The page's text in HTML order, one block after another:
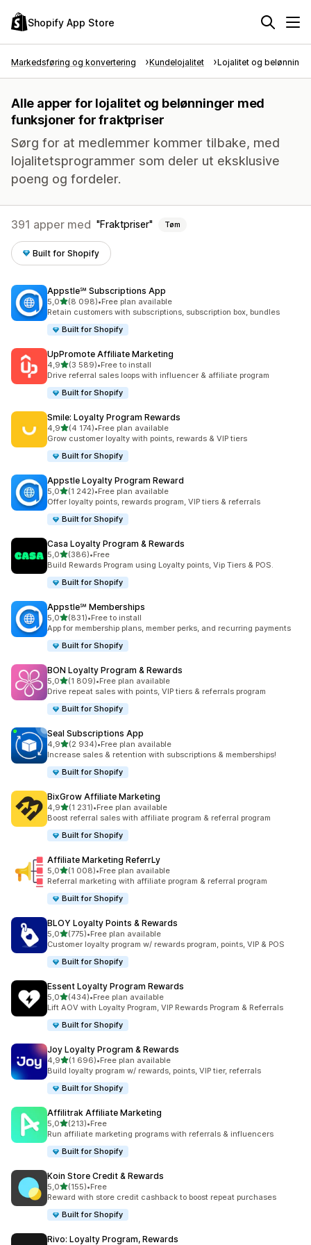
Shopify App Store
Markedsføring og konvertering Kundelojalitet Lojalitet og
Alle apper for lojalitet og belønninger med
funksjoner for fraktpriser
Sørg for at medlemmer kommer tilbake, med
lojalitetsprogrammer som deler ut eksklusive
poeng og fordeler.
391 apper med Fraktpriser Tøm
Built for Shopify
Appstle℠ Subscriptions App
5,0av 5 stjerner
(8 098)
Totalt 8098 omtaler
•Free plan available
Retain customers with subscriptions, subscription box, bundles
Built for Shopify
UpPromote Affiliate Marketing
4,9av 5 stjerner
(3 589)
Totalt 3589 omtaler
•Free to install
Drive referral sales loops with influencer & affiliate program
Built for Shopify
Smile: Loyalty Program Rewards
4,9av 5 stjerner
(4 174)
Totalt 4174 omtaler
•Free plan available
Grow customer loyalty with points, rewards & VIP tiers
Built for Shopify
Appstle Loyalty Program Reward
5,0av 5 stjerner
(1 242)
Totalt 1242 omtaler
•Free plan available
Offer loyalty points, rewards program, VIP tiers & referrals
Built for Shopify
Casa Loyalty Program & Rewards
5,0av 5 stjerner
(386)
Totalt 386 omtaler
•Free
Build Rewards Program using Loyalty points, Vip Tiers & POS.
Built for Shopify
Appstle℠ Memberships
5,0av 5 stjerner
(831)
Totalt 831 omtaler
•Free to install
App for membership plans, member perks, and recurring payments
Built for Shopify
BON Loyalty Program & Rewards
5,0av 5 stjerner
(1 809)
Totalt 1809 omtaler
•Free plan available
Drive repeat sales with points, VIP tiers & referrals program
Built for Shopify
Seal Subscriptions App
4,9av 5 stjerner
(2 934)
Totalt 2934 omtaler
•Free plan available
Increase sales & retention with subscriptions & memberships!
Built for Shopify
BixGrow Affiliate Marketing
4,9av 5 stjerner
(1 231)
Totalt 1231 omtaler
•Free plan available
Boost referral sales with affiliate program & referral program
Built for Shopify
Affiliate Marketing ReferrLy
5,0av 5 stjerner
(1 008)
Totalt 1008 omtaler
•Free plan available
Referral marketing with affiliate program & referral program
Built for Shopify
BLOY Loyalty Points & Rewards
5,0av 5 stjerner
(775)
Totalt 775 omtaler
•Free plan available
Customer loyalty program w/ rewards program, points, VIP & POS
Built for Shopify
Essent Loyalty Program Rewards
5,0av 5 stjerner
(434)
Totalt 434 omtaler
•Free plan available
Lift AOV with Loyalty Program, VIP Rewards Program & Referrals
Built for Shopify
Joy Loyalty Program & Rewards
4,9av 5 stjerner
(1 696)
Totalt 1696 omtaler
•Free plan available
Build loyalty program w/ rewards, points, VIP tier, referrals
Built for Shopify
Affilitrak Affiliate Marketing
5,0av 5 stjerner
(213)
Totalt 213 omtaler
•Free
Run affiliate marketing programs with referrals & influencers
Built for Shopify
Koin Store Credit & Rewards
5,0av 5 stjerner
(155)
Totalt 155 omtaler
•Free
Reward with store credit cashback to boost repeat purchases
Built for Shopify
Rivo: Loyalty Program, Rewards